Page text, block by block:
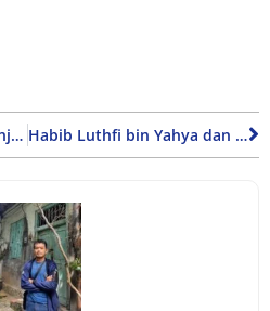
Panduan Singkat Cara Menjadi MC Dadakan bagi Pemula Habib Luthfi bin Yahya dan Dakwah Kebangsaan